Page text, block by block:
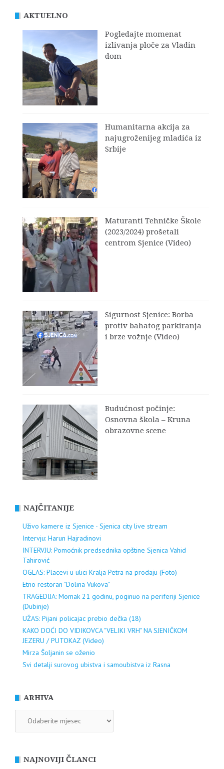
AKTUELNO
Pogledajte momenat
izlivanja ploče za Vladin
dom
Humanitarna akcija za
najugroženijeg mladića iz
Srbije
Maturanti Tehničke Škole
(2023/2024) prošetali
centrom Sjenice (Video)
Sigurnost Sjenice: Borba
protiv bahatog parkiranja
i brze vožnje (Video)
Budućnost počinje:
Osnovna škola – Kruna
obrazovne scene
NAJČITANIJE
Uživo kamere iz Sjenice - Sjenica city live stream
Intervju: Harun Hajradinovi
INTERVJU: Pomoćnik predsednika opštine Sjenica Vahid
Tahirović
OGLAS: Placevi u ulici Kralja Petra na prodaju (Foto)
Etno restoran "Dolina Vukova"
TRAGEDIJA: Momak 21 godinu, poginuo na periferiji Sjenice
(Dubinje)
UŽAS: Pijani policajac prebio dečka (18)
KAKO DOĆI DO VIDIKOVCA "VELIKI VRH" NA SJENIČKOM
JEZERU / PUTOKAZ (Video)
Mirza Šoljanin se oženio
Svi detalji surovog ubistva i samoubistva iz Rasna
ARHIVA
NAJNOVIJI ČLANCI